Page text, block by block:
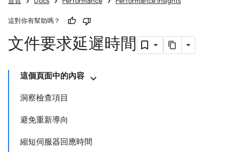
這對你有幫助嗎？
文件要求延遲時間
這個頁面中的內容
洞察檢查項目
避免重新導向
縮短伺服器回應時間